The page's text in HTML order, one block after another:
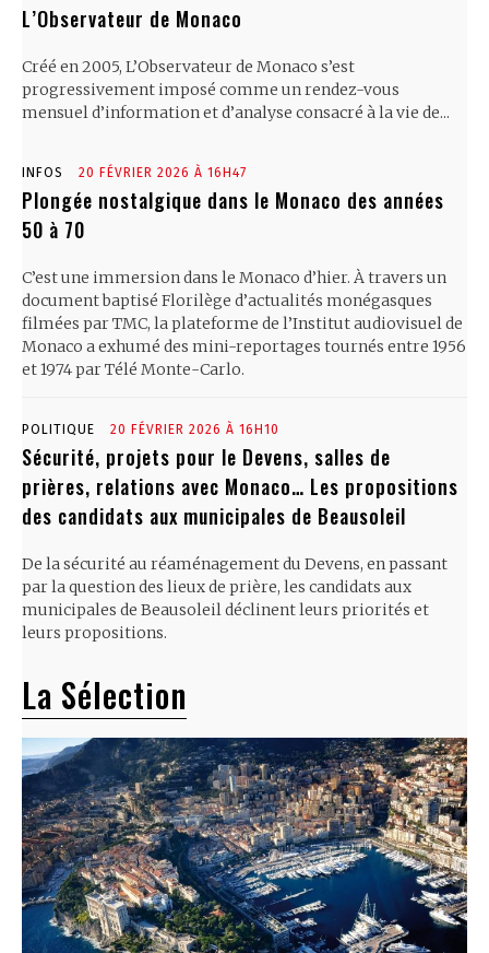
L’Observateur de Monaco
Créé en 2005, L’Observateur de Monaco s’est
progressivement imposé comme un rendez-vous
mensuel d’information et d’analyse consacré à la vie de...
INFOS 20 FÉVRIER 2026 À 16H47
Plongée nostalgique dans le Monaco des années
50 à 70
C’est une immersion dans le Monaco d’hier. À travers un
document baptisé Florilège d’actualités monégasques
filmées par TMC, la plateforme de l’Institut audiovisuel de
Monaco a exhumé des mini-reportages tournés entre 1956
et 1974 par Télé Monte-Carlo.
POLITIQUE 20 FÉVRIER 2026 À 16H10
Sécurité, projets pour le Devens, salles de
prières, relations avec Monaco… Les propositions
des candidats aux municipales de Beausoleil
De la sécurité au réaménagement du Devens, en passant
par la question des lieux de prière, les candidats aux
municipales de Beausoleil déclinent leurs priorités et
leurs propositions.
La Sélection